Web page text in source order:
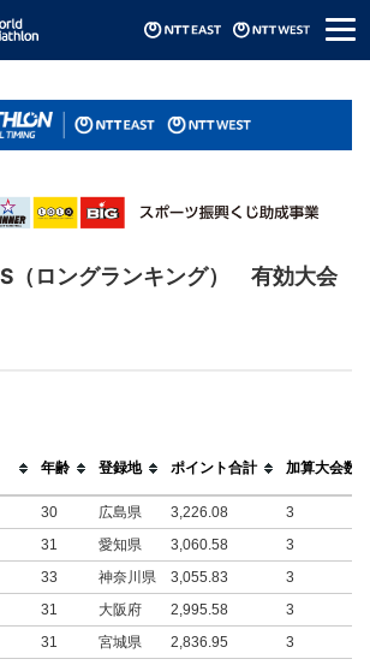
メ
ニ
ー
（ロングランキング） 有効大会
年齢 登録地 ポイント合計 加算大会数
30 広島県 3,226.08
3
31 愛知県 3,060.58
3
33 神奈川県 3,055.83
3
31 大阪府 2,995.58
3
31 宮城県 2,836.95
3